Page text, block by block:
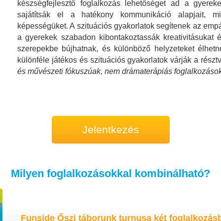
készségfejlesztő foglalkozás lehetőséget ad a
sajátítsák el a hatékony kommunikáció alapjait,
képességüket. A szituációs gyakorlatok segítenek az
a gyerekek szabadon kibontakoztassák
szerepekbe bújhatnak, és különböző helyzeteket
különféle játékos és szituációs gyakorlatok várják a
és művészeti fókuszúak, nem drámaterápiás
Jelentkezés
Milyen foglalkozásokkal kombinálható?
Funside Őszi táborunk turnusa két